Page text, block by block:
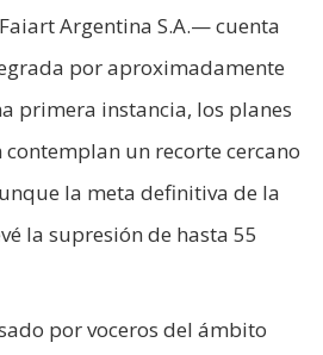
Argentina S.A.— cuenta
por aproximadamente
primera instancia, los planes
un recorte cercano
la meta definitiva de la
la supresión de hasta 55
por voceros del ámbito